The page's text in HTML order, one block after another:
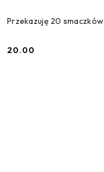
Przekazuję 20 smaczków
Cena:
20.00